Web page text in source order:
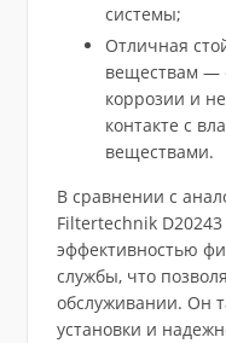
системы;
Отличная
веществам —
коррозии и
контакте с
веществами.
В сравнении с
Filtertechnik
эффективностью
службы, что
обслуживании. Он
установки и